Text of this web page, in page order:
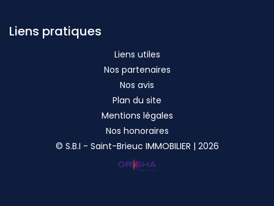
Liens pratiques
Liens utiles
Nos partenaires
Nos avis
Plan du site
Mentions légales
Nos honoraires
© S.B.I - Saint-Brieuc IMMOBILIER | 2026